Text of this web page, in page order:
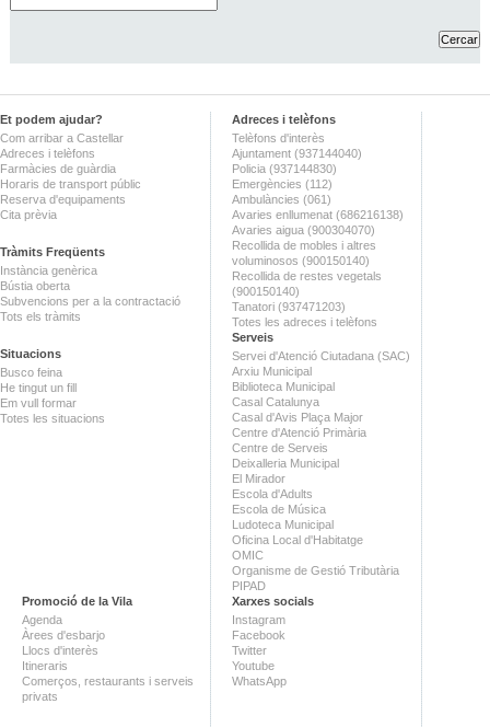
Et podem ajudar?
Com arribar a Castellar
Adreces i telèfons
Farmàcies de guàrdia
Horaris de transport públic
Reserva d'equipaments
Cita prèvia
Tràmits Freqüents
Instància genèrica
Bústia oberta
Subvencions per a la contractació
Tots els tràmits
Situacions
Busco feina
He tingut un fill
Em vull formar
Totes les situacions
Adreces i telèfons
Telèfons d'interès
Ajuntament (937144040)
Policia (937144830)
Emergències (112)
Ambulàncies (061)
Avaries enllumenat (686216138)
Avaries aigua (900304070)
Recollida de mobles i altres
voluminosos (900150140)
Recollida de restes vegetals
(900150140)
Tanatori (937471203)
Totes les adreces i telèfons
Serveis
Servei d'Atenció Ciutadana (SAC)
Arxiu Municipal
Biblioteca Municipal
Casal Catalunya
Casal d'Avis Plaça Major
Centre d'Atenció Primària
Centre de Serveis
Deixalleria Municipal
El Mirador
Escola d'Adults
Escola de Música
Ludoteca Municipal
Oficina Local d'Habitatge
OMIC
Organisme de Gestió Tributària
PIPAD
Promoció de la Vila
Agenda
Àrees d'esbarjo
Llocs d'interès
Itineraris
Comerços, restaurants i serveis
privats
Xarxes socials
Instagram
Facebook
Twitter
Youtube
WhatsApp